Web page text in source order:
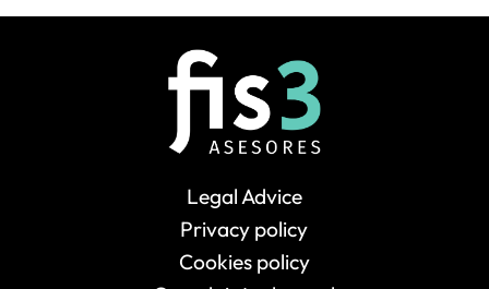
Legal Advice
Privacy policy
Cookies policy